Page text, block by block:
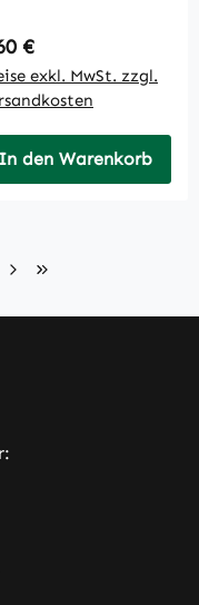
Preis:
€
exkl. MwSt. zzgl.
In den Warenkorb